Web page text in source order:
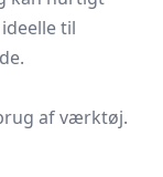
til
af værktøj.